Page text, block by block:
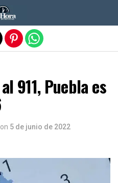
911, Puebla es
on 5 de junio de 2022
móvil